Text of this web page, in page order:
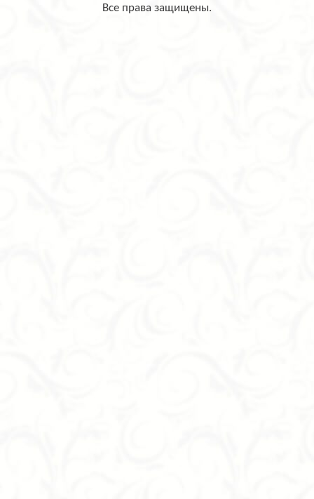
Все права защищены.